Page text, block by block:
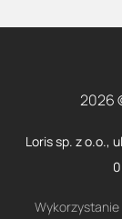
2026
Loris sp. z o.o.,